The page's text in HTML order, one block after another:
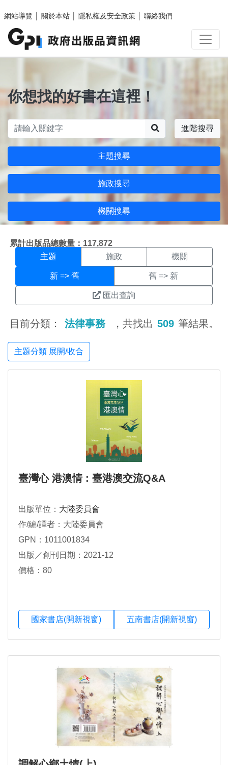
網站導覽
關於本站 隱私權及安全政策 聯絡我們
你想找的好書在這裡！
進階搜尋
主題搜尋
施政搜尋
機關搜尋
累計出版品總數量：117,872
主題搜尋結果頁面
主題 施政 機關
新 => 舊 舊 => 新
匯出查詢
目前分類： 法律事務 ，共找出 509 筆結果。
主題分類 展開/收合
臺灣心 港澳情 : 臺港澳交流Q&A
出版單位： 大陸委員會
作/編/譯者：大陸委員會
GPN：1011001834
出版／創刊日期：2021-12
價格：80
國家書店(開新視窗) 五南書店(開新視窗)